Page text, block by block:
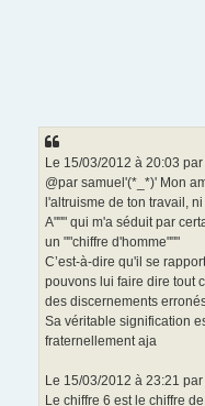
Le 15/03/2012 à 20:03
@par samuel'(*_*)' Mon
l'altruisme de ton travail,
A""" qui m'a séduit par
un ""chiffre d'homme"""
C’est-à-dire qu'il se
pouvons lui faire dire tout
des discernements
Sa véritable signification
fraternellement aja
Le 15/03/2012 à 23:21
Le chiffre 6 est le chiffre